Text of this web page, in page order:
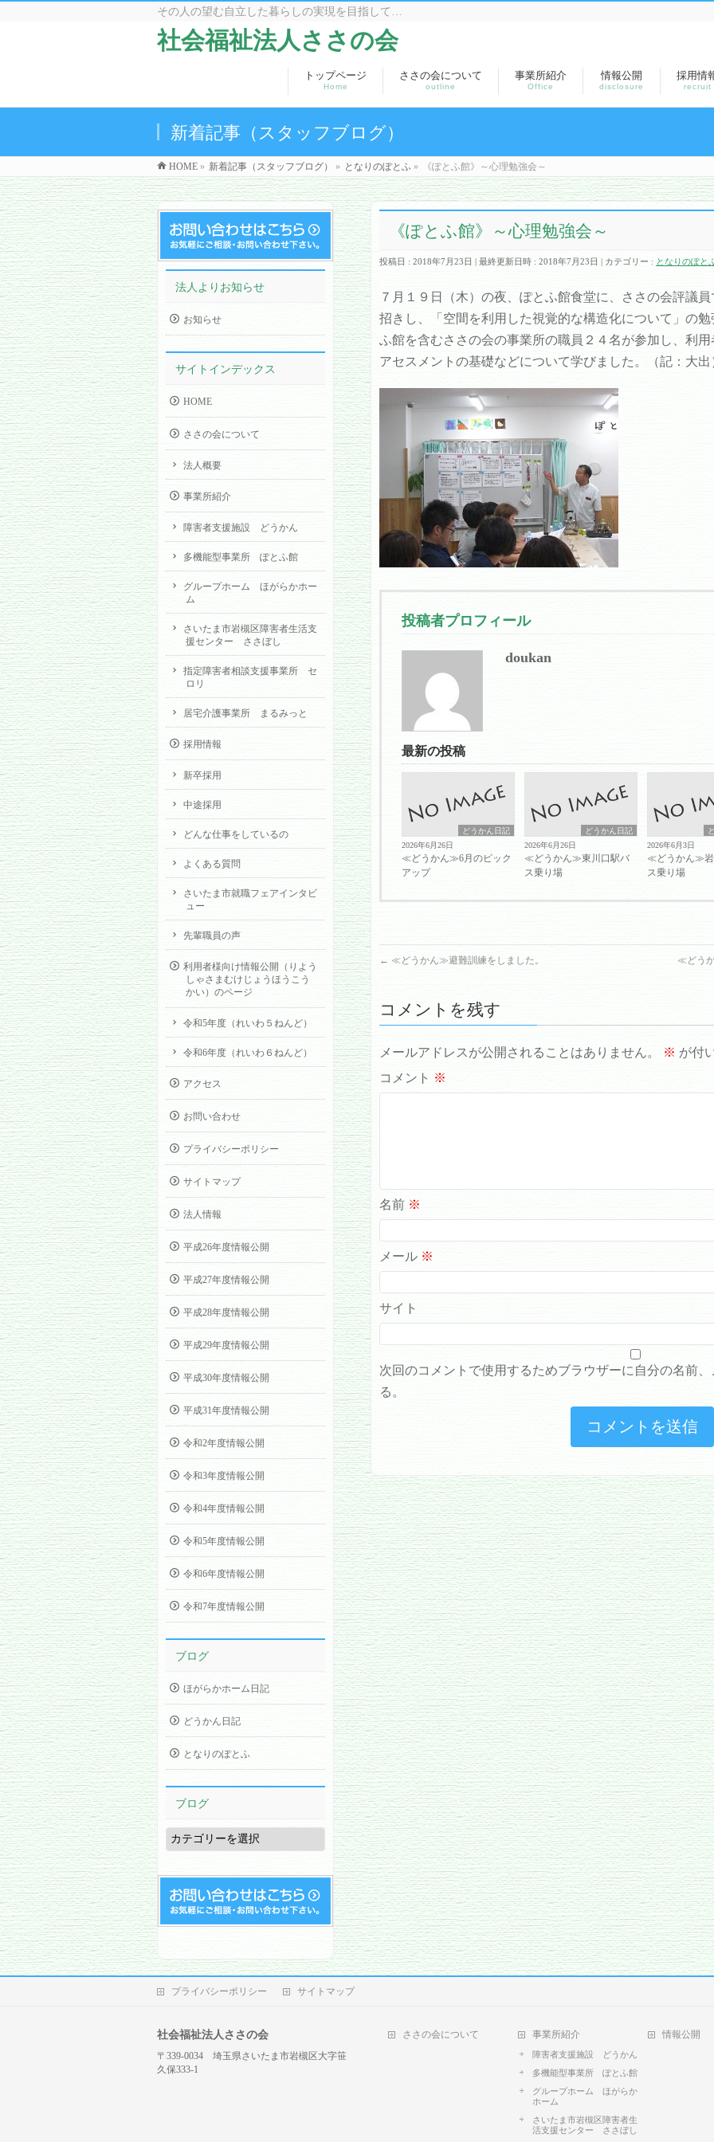
その人の望む自立した暮らしの実現を目指して…
社会福祉法人ささの会
トップページ
Home
ささの会について
outline
事業所紹介
Office
情報公開
disclosure
採用情
recruit
新着記事（スタッフブログ）
HOME » 新着記事（スタッフブログ） » となりのぽとふ » 《ぽとふ館》～心理勉強会～
《ぽとふ館》～心理勉強会～
投稿日 : 2018年7月23日 最終更新日時 : 2018年7月23日 カテゴリー : となりのぽと
７月１９日（木）の夜、ぽとふ館食堂に、ささの会評議
招きし、「空間を利用した視覚的な構造化について」の
ふ館を含むささの会の事業所の職員２４名が参加し、利
アセスメントの基礎などについて学びました。（記：大出
投稿者プロフィール
doukan
最新の投稿
どうかん日記
2026年6月26日
≪どうかん≫6月のピック
アップ
どうかん日記
2026年6月26日
≪どうかん≫東川口駅バ
ス乗り場
2026年6月3日
≪どうかん≫岩
ス乗り場
← ≪どうかん≫避難訓練をしました。 ≪どう
コメントを残す
メールアドレスが公開されることはありません。 ※ が付
コメント ※
名前 ※
メール ※
サイト
次回のコメントで使用するためブラウザーに自分の名前
る。
法人よりお知らせ
お知らせ
サイトインデックス
HOME
ささの会について
法人概要
事業所紹介
障害者支援施設 どうかん
多機能型事業所 ぽとふ館
グループホーム ほがらかホー
ム
さいたま市岩槻区障害者生活支
援センター ささぼし
指定障害者相談支援事業所 セ
ロリ
居宅介護事業所 まるみっと
採用情報
新卒採用
中途採用
どんな仕事をしているの
よくある質問
さいたま市就職フェアインタビ
ュー
先輩職員の声
利用者様向け情報公開（りよう
しゃさまむけじょうほうこう
かい）のページ
令和5年度（れいわ５ねんど）
令和6年度（れいわ６ねんど）
アクセス
お問い合わせ
プライバシーポリシー
サイトマップ
法人情報
平成26年度情報公開
平成27年度情報公開
平成28年度情報公開
平成29年度情報公開
平成30年度情報公開
平成31年度情報公開
令和2年度情報公開
令和3年度情報公開
令和4年度情報公開
令和5年度情報公開
令和6年度情報公開
令和7年度情報公開
ブログ
ほがらかホーム日記
どうかん日記
となりのぽとふ
ブログ
ブ
ロ
グ
プライバシーポリシー サイトマップ
社会福祉法人ささの会
〒339-0034 埼玉県さいたま市岩槻区大字笹
久保333-1
ささの会について 事業所紹介
障害者支援施設 どうかん
多機能型事業所 ぽとふ館
グループホーム ほがらか
ホーム
さいたま市岩槻区障害者生
活支援センター ささぼし
情報公開